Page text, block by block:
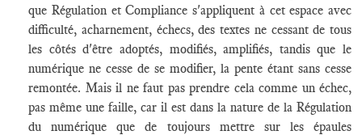
que Régulation et Compliance s'appliquent à cet espace avec
difficulté, acharnement, échecs, des textes ne cessant de tous
les côtés d'être adoptés, modifiés, amplifiés, tandis que le
numérique ne cesse de se modifier, la pente étant sans cesse
remontée. Mais il ne faut pas prendre cela comme un échec,
pas même une faille, car il est dans la nature de la Régulation
du numérique que de toujours mettre sur les épaules